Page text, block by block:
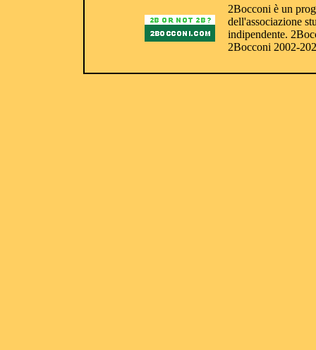
2Bocconi è un
dell'associazione
indipendente.
2Bocconi 2002-